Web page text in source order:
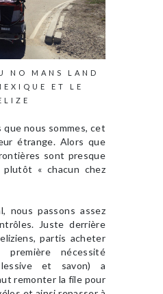
NO MANS LAND
ET LE
que nous sommes, cet
étrange. Alors que
sont presque
plutôt « chacun chez
nous passons assez
Juste derrière
partis acheter
nécessité
et savon) a
remonter la file pour